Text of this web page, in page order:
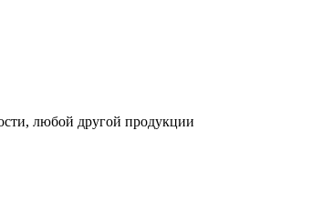
любой другой продукции